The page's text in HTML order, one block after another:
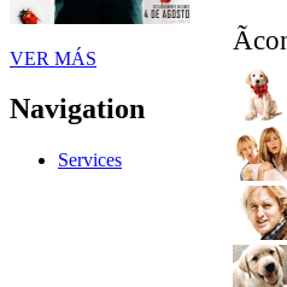
VER MÁS
Navigation
Services